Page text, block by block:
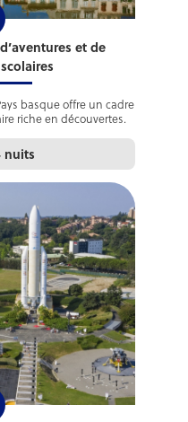
et de
basque offre un cadre
riche en découvertes.
nuits